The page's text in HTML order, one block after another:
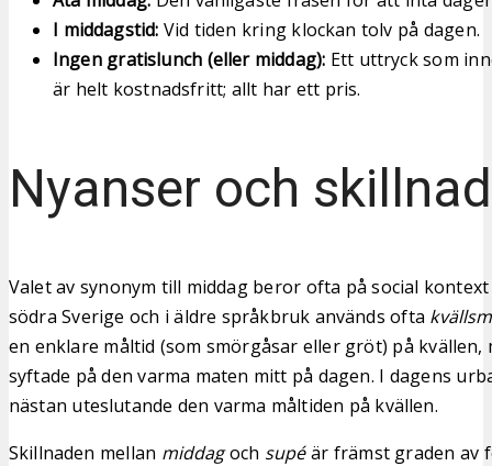
I middagstid: Vid tiden kring klockan tolv på dagen.
Ingen gratislunch (eller middag): Ett uttryck som
är helt kostnadsfritt; allt har ett pris.
Nyanser och
Valet av synonym till middag beror ofta på social
södra Sverige och i äldre språkbruk används ofta
en enklare måltid (som smörgåsar eller gröt) på kvällen,
syftade på den varma maten mitt på dagen. I dagens
nästan uteslutande den varma måltiden på kvällen.
Skillnaden mellan middagoch supéär främst graden av